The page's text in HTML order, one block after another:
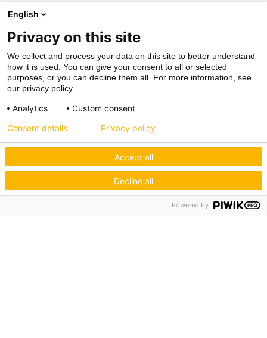
English
Privacy on this site
We collect and process your data on this site to better understand
how it is used. You can give your consent to all or selected
purposes, or you can decline them all. For more information, see
our privacy policy.
Analytics Custom consent
Accept all
Decline all
Consent details Privacy policy
Powered by